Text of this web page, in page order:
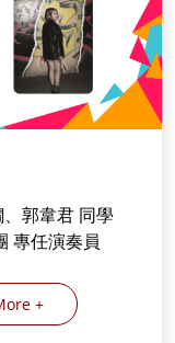
郭韋君 同學
錄取 桃園市國樂團 專任演奏員
+